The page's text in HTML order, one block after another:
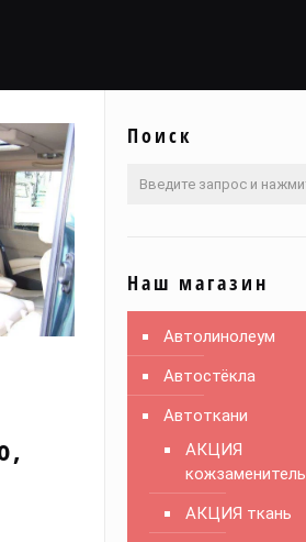
Поиск
Наш магазин
Автолинолеум
Автостёкла
Автоткани
АКЦИЯ
кожзаменитель
АКЦИЯ ткань